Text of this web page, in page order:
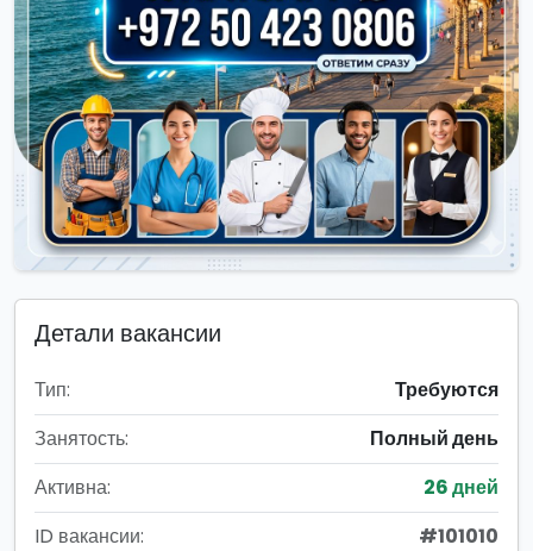
Детали вакансии
Тип:
Требуются
Занятость:
Полный день
Активна:
26 дней
ID вакансии:
#101010